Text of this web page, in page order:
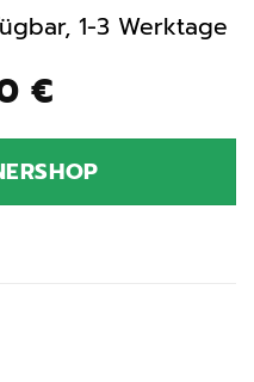
€
€Aktueller
ist:
139,00 €.
1-3 Werktage